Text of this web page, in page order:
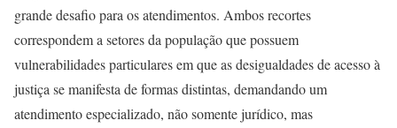
grande desafio para os atendimentos. Ambos recortes
correspondem a setores da população que possuem
vulnerabilidades particulares em que as desigualdades de acesso à
justiça se manifesta de formas distintas, demandando um
atendimento especializado, não somente jurídico, mas